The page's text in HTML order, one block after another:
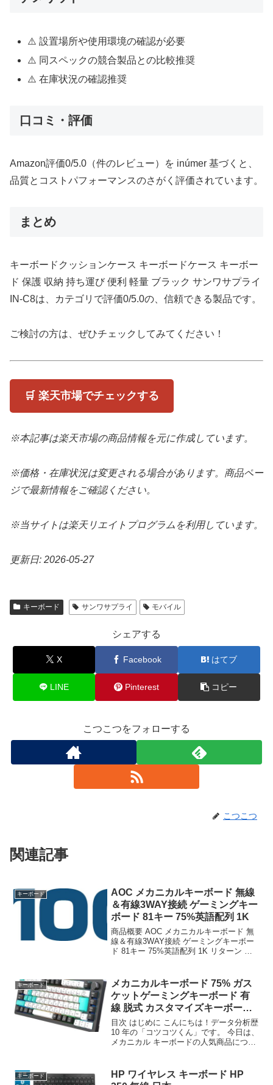
⚠️ 設置場所や使用環境の確認が必要
⚠️ 同スペックの競合製品との比較推奨
⚠️ 在庫状況の確認推奨
口コミ・評価
Amazon評価0/5.0（件のレビュー）を inúmer 基づくと、
品質とコストパフォーマンスのさがく評価されています。
まとめ
キーボードクッションケース キーボードケース キーボー
ド 保護 収納 持ち運び 便利 軽量 ブラック サンワサプライ
IN-C8は、カテゴリで評価0/5.0の、信頼できる製品です。
ご検討の方は、ぜひチェックしてみてください！
🛒 楽天市場でチェックする
※本記事は楽天市場の商品情報を元に作成しています。
※価格・在庫状況は変更される場合があります。商品ペー
ジで最新情報をご確認ください。
※当サイトは楽天リエイトプログラムを利用しています。
更新日: 2026-05-27
キーボード サンワサプライ モバイル
シェアする
X Facebook はてブ
LINE Pinterest コピー
こつこつをフォローする
こつこつ
関連記事
キーボード
AOC メカニカルキーボード 無線
＆有線3WAY接続 ゲーミングキー
ボード 81キー 75%英語配列 1K
商品概要 AOC メカニカルキーボード 無
線＆有線3WAY接続 ゲーミングキーボー
ド 81キー 75%英語配列 1K リターン ボ
4000mAhバッテリー ...
キーボード
メカニカルキーボード 75% ガス
ケットゲーミングキーボード 有
線 脱式 カスタマイズキーボード
USB C
目次 はじめに こんにちは！データ分析歴
10 年の「コツコツくん」です。 今日は、
メカニカル キーボードの人気商品につい
「失敗したくない」という方、必見で
す！ こ...
キーボード
HP ワイヤレス キーボード HP